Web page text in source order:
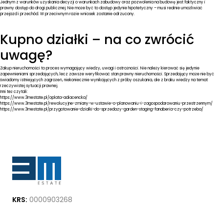
Jednym z warunków uzyskania decyzji o warunkach zabudowy oraz pozwolenia na budowę jest faktyczny i
prawny dostęp do drogi publicznej. Nie może być to dostęp jedynie hipotetyczny – musi realnie umożliwiać
przejazd i przechód. W przeciwnym razie wniosek zostanie odrzucony.
Kupno działki – na co zwrócić
uwagę?
Zakup nieruchomości to proces wymagający wiedzy, uwagi i ostrożności. Nie należy kierować się jedynie
zapewnieniami sprzedających, lecz zawsze weryfikować stan prawny nieruchomości. Sprzedający może nie być
świadomy istniejących zagrożeń, niekoniecznie wynikających z próby oszukania, ale z braku wiedzy na temat
rzeczywistej sytuacji prawnej.
Inni też czytali:
https://www.3mestate.pl/oplata-adiacencka/
https://www.3mestate.pl/rewolucyjne-zmiany-w-ustawie-o-planowaniu-i-zagospodarowaniu-przestrzennym/
https://www.3mestate.pl/przygotowanie-dzialki-do-sprzedazy-garden-staging-fanaberia-czy-potrzeba/
KRS: 0000903268